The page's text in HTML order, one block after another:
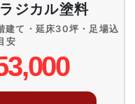
ジカル塗料
建て・延床30坪・足場込
安